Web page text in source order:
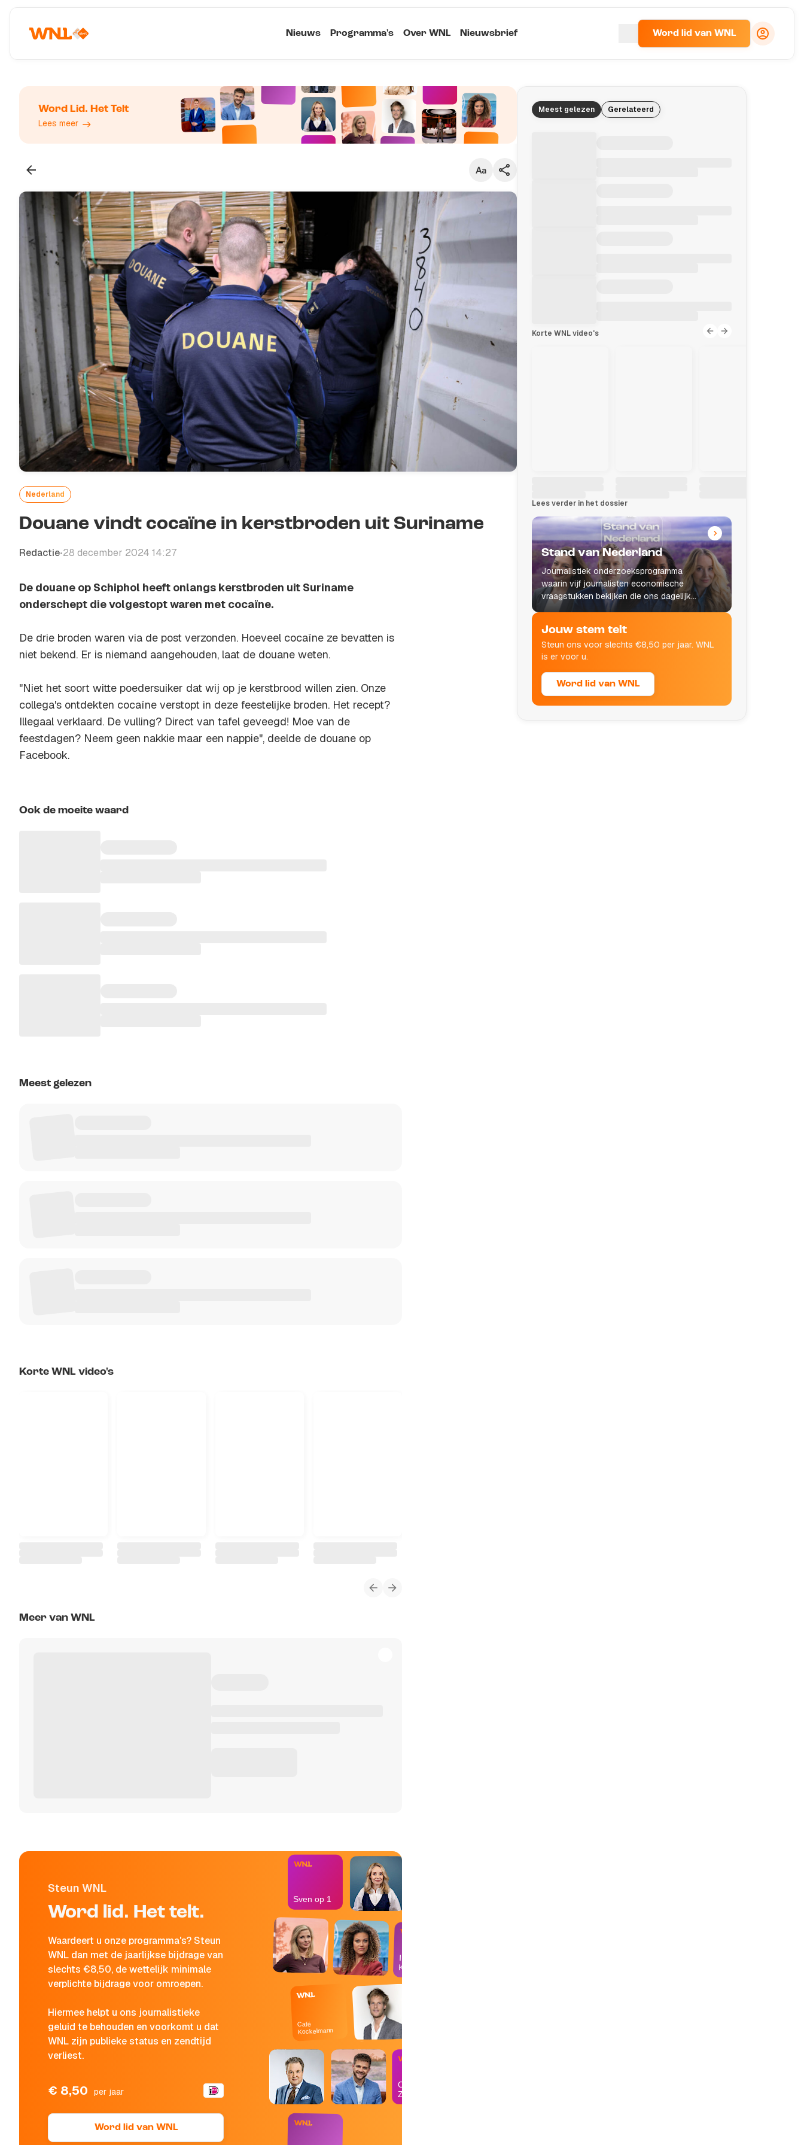
Nieuws Programma's Over WNL Nieuwsbrief Word lid van WNL
Word Lid. Het Telt
Lees meer
Nederland
Douane vindt cocaïne in kerstbroden uit Suriname
Redactie•28 december 2024 14:27
De douane op Schiphol heeft onlangs kerstbroden uit Suriname
onderschept die volgestopt waren met cocaïne.
De drie broden waren via de post verzonden. Hoeveel cocaïne ze bevatten is
niet bekend. Er is niemand aangehouden, laat de douane weten.
"Niet het soort witte poedersuiker dat wij op je kerstbrood willen zien. Onze
collega's ontdekten cocaïne verstopt in deze feestelijke broden. Het recept?
Illegaal verklaard. De vulling? Direct van tafel geveegd! Moe van de
feestdagen? Neem geen nakkie maar een nappie", deelde de douane op
Facebook.
Ook de moeite waard
Meest gelezen
Korte WNL video's
Meer van WNL
Steun WNL
Word lid. Het telt.
Waardeert u onze programma's? Steun
WNL dan met de jaarlijkse bijdrage van
slechts €8,50, de wettelijk minimale
verplichte bijdrage voor omroepen.
Hiermee helpt u ons journalistieke
geluid te behouden en voorkomt u dat
WNL zijn publieke status en zendtijd
verliest.
€ 8,50 per jaar
Word lid van WNL
Op
Zondag
Café
Kockelmann
In de
Kantine
Sven op 1
Meest gelezen Gerelateerd
Korte WNL video's
Lees verder in het dossier
Stand van Nederland
Journalistiek onderzoeksprogramma
waarin vijf journalisten economische
vraagstukken bekijken die ons dagelijks
leven raken.
Jouw stem telt
Steun ons voor slechts €8,50 per jaar. WNL
is er voor u.
Word lid van WNL